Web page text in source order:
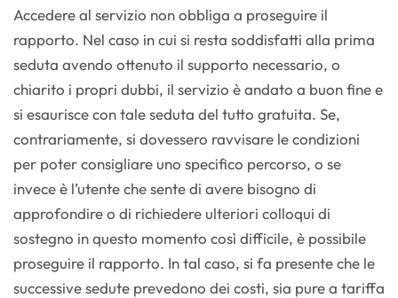
Accedere al servizio non obbliga a proseguire il
rapporto. Nel caso in cui si resta soddisfatti alla prima
seduta avendo ottenuto il supporto necessario, o
chiarito i propri dubbi, il servizio è andato a buon fine e
si esaurisce con tale seduta del tutto gratuita. Se,
contrariamente, si dovessero ravvisare le condizioni
per poter consigliare uno specifico percorso, o se
invece è l’utente che sente di avere bisogno di
approfondire o di richiedere ulteriori colloqui di
sostegno in questo momento così difficile, è possibile
proseguire il rapporto. In tal caso, si fa presente che le
successive sedute prevedono dei costi, sia pure a tariffa